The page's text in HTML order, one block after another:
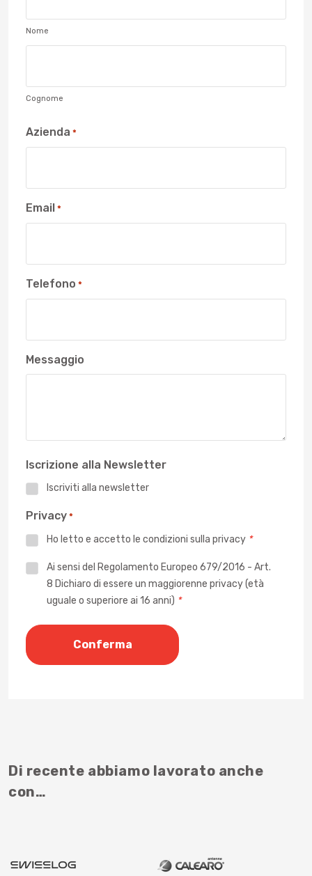
Nome
Cognome
Azienda *
Email *
Telefono *
Messaggio
Iscrizione alla Newsletter
Iscriviti alla newsletter
Privacy *
Ho letto e accetto le condizioni sulla privacy *
PrivacyAi sensi del Regolamento Europeo 679/2016 - Art.
8 Dichiaro di essere un maggiorenne privacy (età
uguale o superiore ai 16 anni) *
Di recente abbiamo lavorato anche
con…